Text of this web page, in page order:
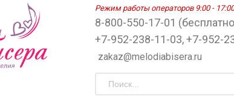
Режим работы операторов 9:00 -
8-800-550-17-01
+7-952-238-11-03, +7-952-
zakaz@melodiabisera.ru